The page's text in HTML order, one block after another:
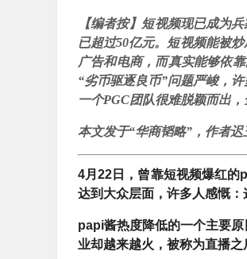
【编者按】短视频现已成为
已超过50亿元。短视频能被
广告和电商，而真实能够依
“劣币驱逐良币”问题严峻，
一个PGC团队很难脱颖而出
本文发于“华商韬略”，作者迟
4月22日，曾靠短视频爆红的
达到大众层面，许多人感慨：
papi酱热度降低的一个主要
业却越来越火，被称为直播之